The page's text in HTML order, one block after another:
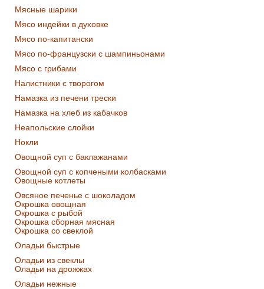
Мясные шарики
Мясо индейки в духовке
Мясо по-капитански
Мясо по-французски с шампиньонами
Мясо с грибами
Налистники с творогом
Намазка из печени трески
Намазка на хлеб из кабачков
Неапольские слойки
Нокли
Овощной суп с баклажанами
Овощной суп с копчеными колбасками
Овощные котлеты
Овсяное печенье с шоколадом
Окрошка овощная
Окрошка с рыбой
Окрошка сборная мясная
Окрошка со свеклой
Оладьи быстрые
Оладьи из свеклы
Оладьи на дрожжах
Оладьи нежные